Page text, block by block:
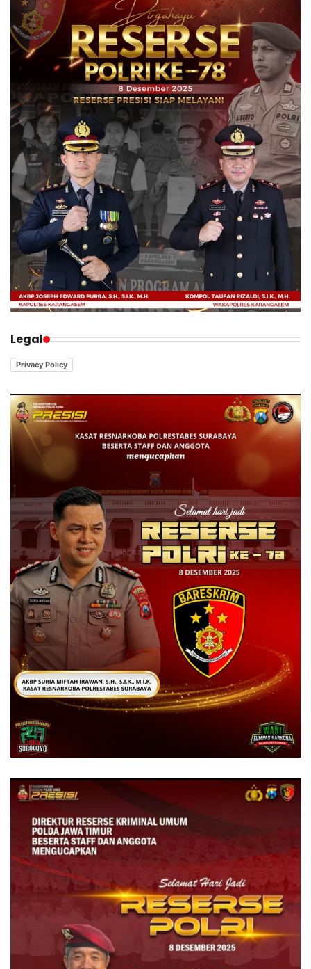
Legal
Privacy Policy